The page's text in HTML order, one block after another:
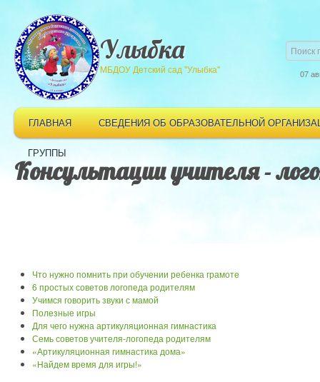
Улыбка
МБДОУ Детский сад "Улыбка" 07
ГЛАВНАЯ СВЕДЕНИЯ ОБ ОБРАЗОВАТЕЛЬНОЙ
ГРУППЫ
Консультации учителя -
Что нужно помнить при обучении ребенка грамоте
6 простых советов логопеда родителям
Учимся говорить звуки с мамой
Полезные игры
Для чего нужна артикуляционная гимнастика
Семь советов учителя-логопеда родителям
«Артикуляционная гимнастика дома»
«Найдем время для игры!»